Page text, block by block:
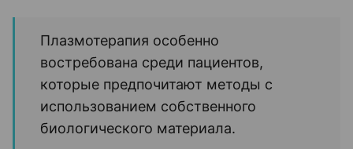
Плазмотерапия особенно
востребована среди пациентов,
которые предпочитают методы с
использованием собственного
биологического материала.